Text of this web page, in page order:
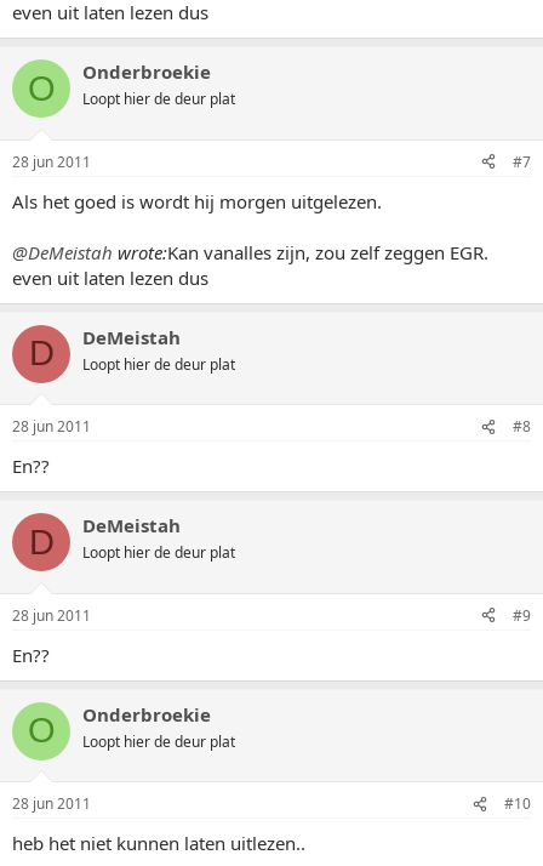
even uit laten lezen dus
O Onderbroekie
Loopt hier de deur plat
28 jun 2011 #7
Als het goed is wordt hij morgen uitgelezen.
@DeMeistah wrote:Kan vanalles zijn, zou zelf zeggen EGR.
even uit laten lezen dus
D DeMeistah
Loopt hier de deur plat
28 jun 2011 #8
En??
D DeMeistah
Loopt hier de deur plat
28 jun 2011 #9
En??
O Onderbroekie
Loopt hier de deur plat
28 jun 2011 #10
heb het niet kunnen laten uitlezen..